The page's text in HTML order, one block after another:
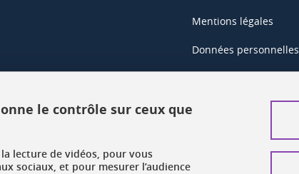
Mentions légales
Données personnelles
Gestion des cookies
le contrôle sur ceux que
lecture de vidéos, pour vous
sociaux, et pour mesurer l’audience